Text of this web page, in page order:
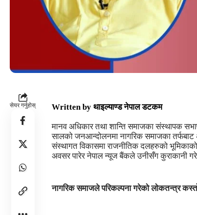
सेयर गर्नुहोस् Written by थाइल्याण्ड नेपाल डटकम
मानव अधिकार तथा शान्ति समाजका संस्थापक
सालको जनआन्दोलनमा नागरिक समाजका तर्फबाट
संस्थागत विकासमा राजनीतिक दलहरुको
अवसर पारेर नेपाल न्यूज बैंकले उनीसँग कुराकानी
नागरिक समाजले परिकल्पना गरेको लोकतन्त्र